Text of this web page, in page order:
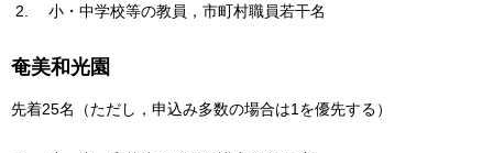
小・中学校等の教員，市町村職員若干名
奄美和光園
先着25名（ただし，申込み多数の場合は1を優先する）